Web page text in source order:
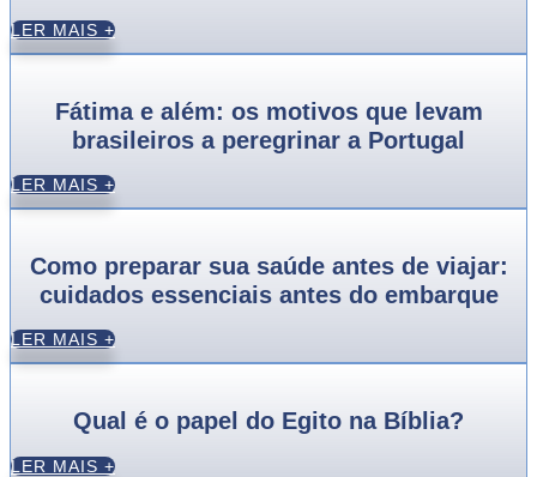
LER MAIS +
Fátima e além: os motivos que levam
brasileiros a peregrinar a Portugal
LER MAIS +
Como preparar sua saúde antes de viajar:
cuidados essenciais antes do embarque
LER MAIS +
Qual é o papel do Egito na Bíblia?
LER MAIS +